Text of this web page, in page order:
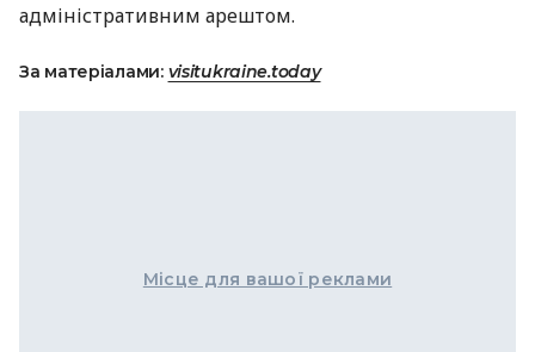
адміністративним арештом.
За матеріалами: visitukraine.today
Місце для вашої реклами